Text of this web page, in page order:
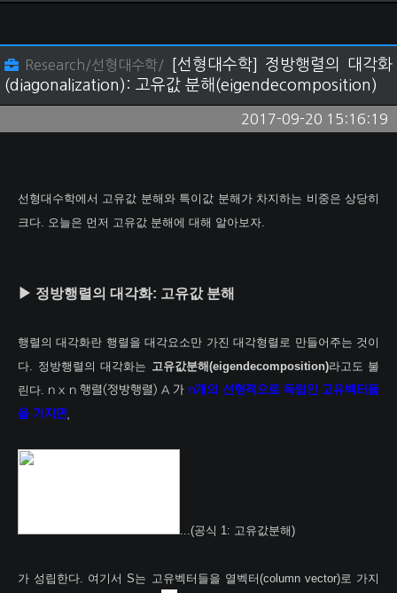
Research/선형대수학/
[선형대수학] 정방행렬의 대각화
(diagonalization): 고유값 분해(eigendecomposition)
2017-09-20 15:16:19
선형대수학에서 고유값 분해와 특이값 분해가 차지하는 비중은 상당히
크다. 오늘은 먼저 고유값 분해에 대해 알아보자.
▶ 정방행렬의 대각화: 고유값 분해
행렬의 대각화란 행렬을 대각요소만 가진 대각형렬로 만들어주는 것이
다. 정방행렬의 대각화는 고유값분해(eigendecomposition)라고도 불
린다. n x n 행렬(정방행렬) A 가 n개의 선형적으로 독립인 고유벡터들
을 가지면,
...(공식 1: 고유값분해)
가 성립한다. 여기서 S는 고유벡터들을 열벡터(column vector)로 가지